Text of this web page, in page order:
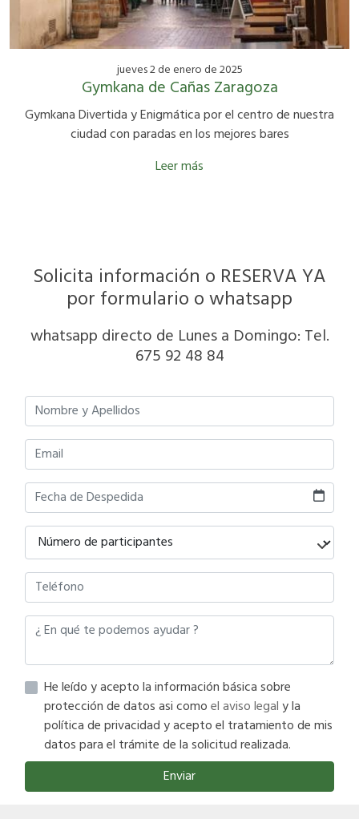
jueves 2 de enero de 2025
Gymkana de Cañas Zaragoza
Gymkana Divertida y Enigmática por el centro de nuestra
ciudad con paradas en los mejores bares
Leer más
Solicita información o RESERVA YA
por formulario o whatsapp
whatsapp directo de Lunes a Domingo: Tel.
675 92 48 84
He leído y acepto la información básica sobre
protección de datos asi comoel aviso legaly la
política de privacidad y acepto el tratamiento de mis
datos para el trámite de la solicitud realizada.
Enviar